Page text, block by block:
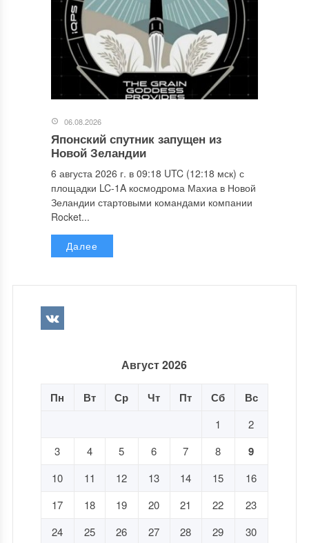
06.08.2026
Японский спутник запущен из
Новой Зеландии
6 августа 2026 г. в 09:18 UTC (12:18 мск) с
площадки LC-1A космодрома Махиа в Новой
Зеландии стартовыми командами компании
Rocket...
Далее
Август 2026
Пн Вт Ср Чт Пт Сб Вс
1
2
3
4 5 6 7 8 9
10 11 12 13 14 15
16
17
18 19 20 21 22
23
24
25 26 27 28 29
30